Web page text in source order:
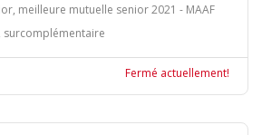
meilleure mutuelle senior 2021 - MAAF
surcomplémentaire
Fermé actuellement!